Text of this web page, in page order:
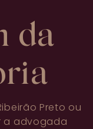
da
Preto ou
a advogada